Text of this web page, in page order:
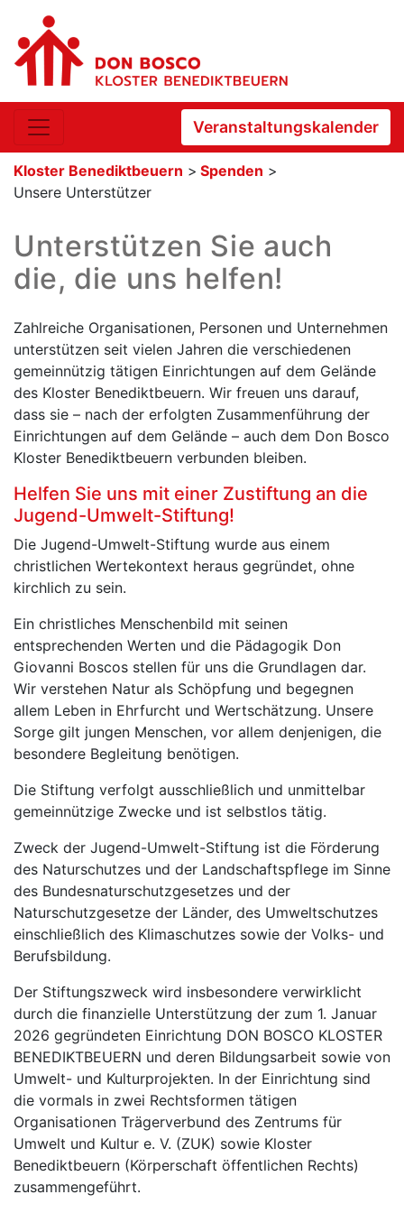
Veranstaltungskalender
Kloster Benediktbeuern > Spenden >
Unsere Unterstützer
Unterstützen Sie auch
die, die uns helfen!
Zahlreiche Organisationen, Personen und Unternehmen
unterstützen seit vielen Jahren die verschiedenen
gemeinnützig tätigen Einrichtungen auf dem Gelände
des Kloster Benediktbeuern. Wir freuen uns darauf,
dass sie – nach der erfolgten Zusammenführung der
Einrichtungen auf dem Gelände – auch dem Don Bosco
Kloster Benediktbeuern verbunden bleiben.
Helfen Sie uns mit einer Zustiftung an die
Jugend-Umwelt-Stiftung!
Die Jugend-Umwelt-Stiftung wurde aus einem
christlichen Wertekontext heraus gegründet, ohne
kirchlich zu sein.
Ein christliches Menschenbild mit seinen
entsprechenden Werten und die Pädagogik Don
Giovanni Boscos stellen für uns die Grundlagen dar.
Wir verstehen Natur als Schöpfung und begegnen
allem Leben in Ehrfurcht und Wertschätzung. Unsere
Sorge gilt jungen Menschen, vor allem denjenigen, die
besondere Begleitung benötigen.
Die Stiftung verfolgt ausschließlich und unmittelbar
gemeinnützige Zwecke und ist selbstlos tätig.
Zweck der Jugend-Umwelt-Stiftung ist die Förderung
des Naturschutzes und der Landschaftspflege im Sinne
des Bundesnaturschutzgesetzes und der
Naturschutzgesetze der Länder, des Umweltschutzes
einschließlich des Klimaschutzes sowie der Volks- und
Berufsbildung.
Der Stiftungszweck wird insbesondere verwirklicht
durch die finanzielle Unterstützung der zum 1. Januar
2026 gegründeten Einrichtung DON BOSCO KLOSTER
BENEDIKTBEUERN und deren Bildungsarbeit sowie von
Umwelt- und Kulturprojekten. In der Einrichtung sind
die vormals in zwei Rechtsformen tätigen
Organisationen Trägerverbund des Zentrums für
Umwelt und Kultur e. V. (ZUK) sowie Kloster
Benediktbeuern (Körperschaft öffentlichen Rechts)
zusammengeführt.